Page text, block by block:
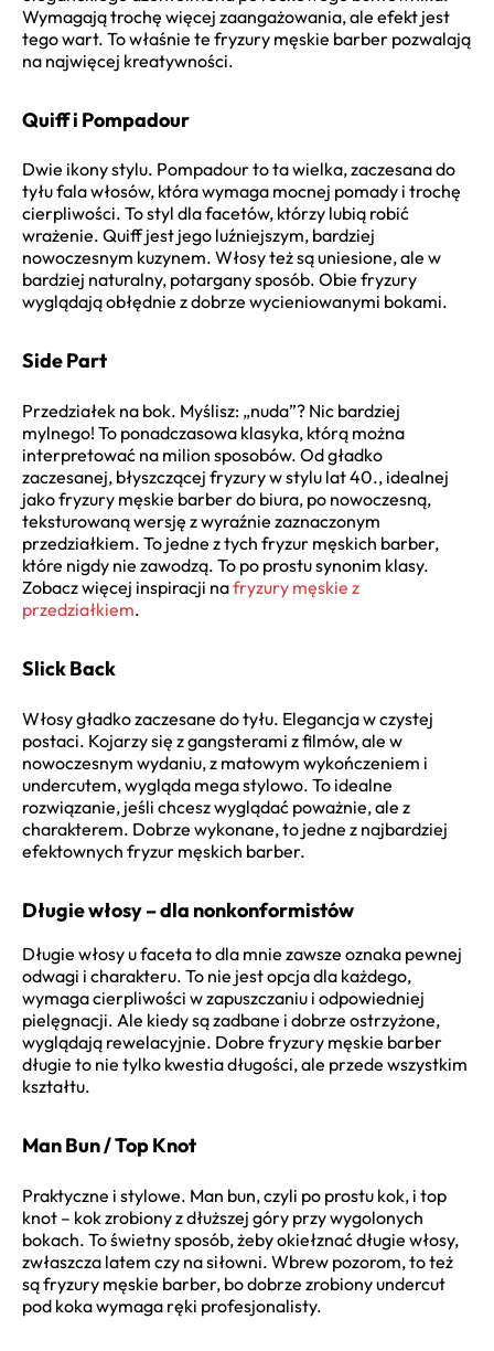
Wymagają trochę więcej zaangażowania, ale efekt jest
tego wart. To właśnie te fryzury męskie barber pozwalają
na najwięcej kreatywności.
Quiff i Pompadour
Dwie ikony stylu. Pompadour to ta wielka, zaczesana do
tyłu fala włosów, która wymaga mocnej pomady i trochę
cierpliwości. To styl dla facetów, którzy lubią robić
wrażenie. Quiff jest jego luźniejszym, bardziej
nowoczesnym kuzynem. Włosy też są uniesione, ale w
bardziej naturalny, potargany sposób. Obie fryzury
wyglądają obłędnie z dobrze wycieniowanymi bokami.
Side Part
Przedziałek na bok. Myślisz: „nuda”? Nic bardziej
mylnego! To ponadczasowa klasyka, którą można
interpretować na milion sposobów. Od gładko
zaczesanej, błyszczącej fryzury w stylu lat 40., idealnej
jako fryzury męskie barber do biura, po nowoczesną,
teksturowaną wersję z wyraźnie zaznaczonym
przedziałkiem. To jedne z tych fryzur męskich barber,
które nigdy nie zawodzą. To po prostu synonim klasy.
Zobacz więcej inspiracji nafryzury męskie z
przedziałkiem.
Slick Back
Włosy gładko zaczesane do tyłu. Elegancja w czystej
postaci. Kojarzy się z gangsterami z filmów, ale w
nowoczesnym wydaniu, z matowym wykończeniem i
undercutem, wygląda mega stylowo. To idealne
rozwiązanie, jeśli chcesz wyglądać poważnie, ale z
charakterem. Dobrze wykonane, to jedne z najbardziej
efektownych fryzur męskich barber.
Długie włosy – dla nonkonformistów
Długie włosy u faceta to dla mnie zawsze oznaka pewnej
odwagi i charakteru. To nie jest opcja dla każdego,
wymaga cierpliwości w zapuszczaniu i odpowiedniej
pielęgnacji. Ale kiedy są zadbane i dobrze ostrzyżone,
wyglądają rewelacyjnie. Dobre fryzury męskie barber
długie to nie tylko kwestia długości, ale przede wszystkim
kształtu.
Man Bun / Top Knot
Praktyczne i stylowe. Man bun, czyli po prostu kok, i top
knot – kok zrobiony z dłuższej góry przy wygolonych
bokach. To świetny sposób, żeby okiełznać długie włosy,
zwłaszcza latem czy na siłowni. Wbrew pozorom, to też
są fryzury męskie barber, bo dobrze zrobiony undercut
pod koka wymaga ręki profesjonalisty.